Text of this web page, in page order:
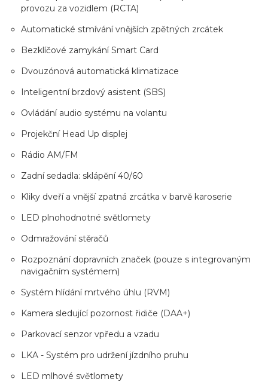
provozu za vozidlem (RCTA)
Automatické stmívání vnějších zpětných zrcátek
Bezklíčové zamykání Smart Card
Dvouzónová automatická klimatizace
Inteligentní brzdový asistent (SBS)
Ovládání audio systému na volantu
Projekční Head Up displej
Rádio AM/FM
Zadní sedadla: sklápění 40/60
Kliky dveří a vnější zpatná zrcátka v barvě karoserie
LED plnohodnotné světlomety
Odmražování stěračů
Rozpoznání dopravních značek (pouze s integrovaným
navigačním systémem)
Systém hlídání mrtvého úhlu (RVM)
Kamera sledující pozornost řidiče (DAA+)
Parkovací senzor vpředu a vzadu
LKA - Systém pro udržení jízdního pruhu
LED mlhové světlomety